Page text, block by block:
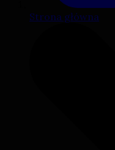
Strona główna